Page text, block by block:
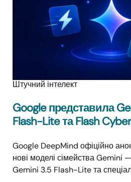
Штучний інтелект
Google представила
Flash-Lite та Flash
Google DeepMind офіційно
нові моделі сімейства Gemini
Gemini 3.5 Flash-Lite та